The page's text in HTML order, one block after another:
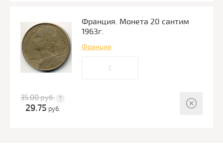
Франция. Монета 20 сантим
1963г.
Франция
35.00руб.
29.75 руб.